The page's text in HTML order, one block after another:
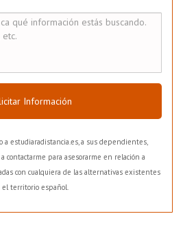
Información
a estudiaradistancia.es, a sus dependientes,
contactarme para asesorarme en relación a
con cualquiera de las alternativas existentes
el territorio español.